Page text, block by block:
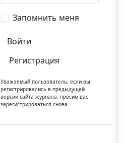
Запомнить меня
Войти
Регистрация
Уважаемый пользователь, если вы
регистрировались в предыдущей
версии сайта журнала, просим вас
зарегистрироваться снова.